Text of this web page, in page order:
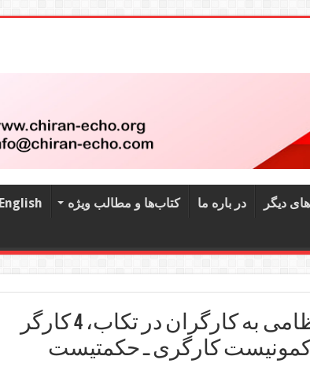
دیگر در باره ما کتاب‌‌ها و مطالب ویژه English
تیراندازی نیروی انتظامی به کارگران در تکاب، 4 کارگر
کارگری ـ حکمتیست